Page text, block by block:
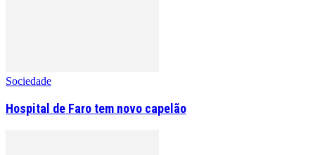
Sociedade
Hospital de Faro tem novo capelão